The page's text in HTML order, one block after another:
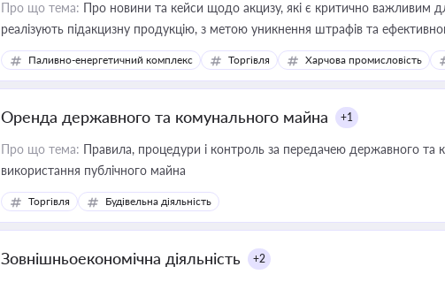
Про що тема: Про новини та кейси щодо акцизу, які є критично важливим
реалізують підакцизну продукцію, з метою уникнення штрафів та
Паливно-енергетичний комплекс Торгівля Харчова промисловість
Оренда державного та комунального майна +1
Про що тема: Правила, процедури і контроль за передачею державного та
використання публічного майна
Торгівля Будівельна діяльність
Зовнішньоекономічна діяльність +2